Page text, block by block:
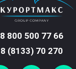
8 800 500 77 66
8 (8133) 70 270